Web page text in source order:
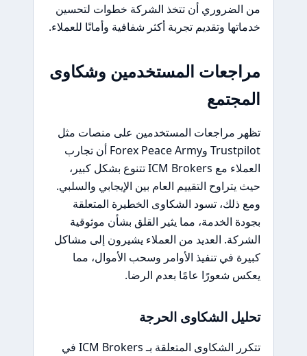
من الضروري أن تتخذ الشركة خطوات لتحسين
خدماتها وتقديم تجربة أكثر شفافية وأمانًا للعملاء.
مراجعات المستخدمين وشكاوى
المجتمع
تظهر مراجعات المستخدمين على منصات مثل
Trustpilot وForex Peace Army أن تجارب
العملاء مع ICM Brokers تتنوع بشكل كبير،
حيث يتراوح التقييم العام بين الإيجابي والسلبي.
ومع ذلك، تسود الشكاوى الخطيرة المتعلقة
بجودة الخدمة، مما يثير القلق بشأن موثوقية
الشركة. العديد من العملاء يشيرون إلى مشاكل
كبيرة في تنفيذ الأوامر وسحب الأموال، مما
يعكس شعورًا عامًا بعدم الرضا.
تحليل الشكاوى الحرجة
تتكرر الشكاوى المتعلقة بـ ICM Brokers في